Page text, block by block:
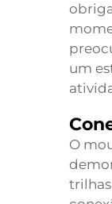
um
O